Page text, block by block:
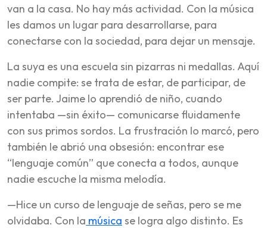
van a la casa. No hay más actividad. Con la música
les damos un lugar para desarrollarse, para
conectarse con la sociedad, para dejar un mensaje.
La suya es una escuela sin pizarras ni medallas. Aquí
nadie compite: se trata de estar, de participar, de
ser parte. Jaime lo aprendió de niño, cuando
intentaba —sin éxito— comunicarse fluidamente
con sus primos sordos. La frustración lo marcó, pero
también le abrió una obsesión: encontrar ese
“lenguaje común” que conecta a todos, aunque
nadie escuche la misma melodía.
—Hice un curso de lenguaje de señas, pero se me
olvidaba. Con la música se logra algo distinto. Es